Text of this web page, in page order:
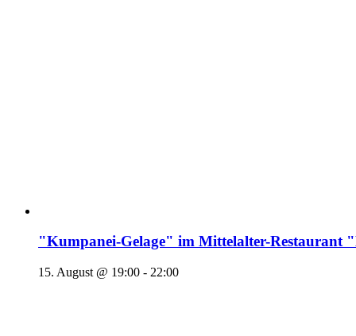
"Kumpanei-Gelage" im Mittelalter-
15. August @ 19:00 - 22:00